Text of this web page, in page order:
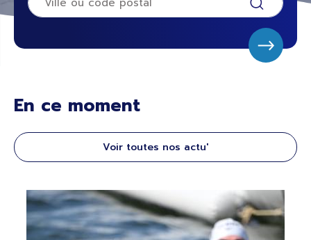
En ce moment
Voir toutes nos actu'